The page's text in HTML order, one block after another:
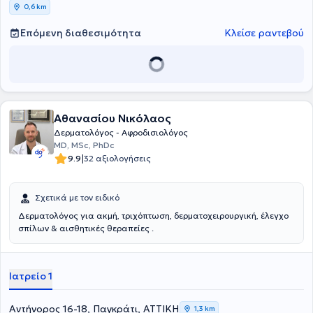
0,6 km
Επόμενη διαθεσιμότητα Κλείσε ραντεβού
Αθανασίου Νικόλαος
Δερματολόγος - Αφροδισιολόγος
MD, MSc, PhDc
9.9|32 αξιολογήσεις
Σχετικά με τον ειδικό
Δερματολόγος για ακμή, τριχόπτωση, δερματοχειρουργική, έλεγχο
σπίλων & αισθητικές θεραπείες .
Ιατρείο 1
Αντήνορος 16-18, Παγκράτι, ΑΤΤΙΚΗ 1,3 km